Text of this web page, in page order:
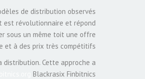
de distribution observés
est révolutionnaire et répond
sous un même toit une offre
et à des prix très compétitifs.
Cette approche a
Blackrasix Finbitnics.